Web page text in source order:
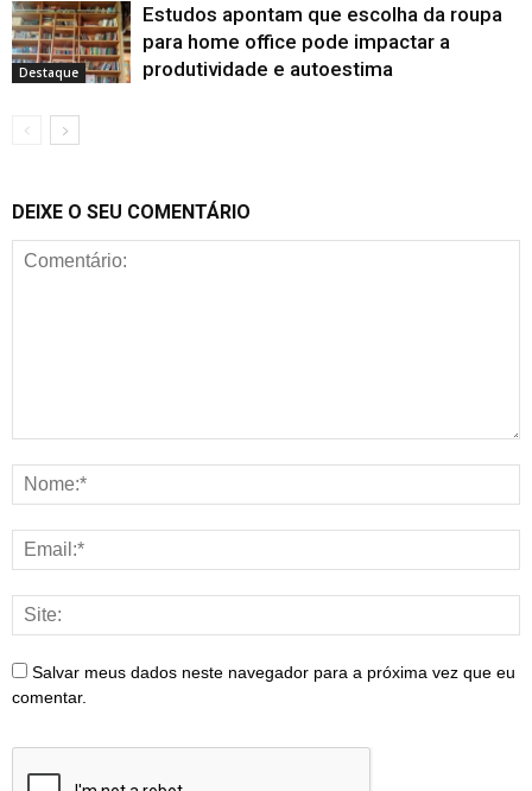
Destaque
Estudos apontam que escolha da roupa
para home office pode impactar a
produtividade e autoestima
DEIXE O SEU COMENTÁRIO
Salvar meus dados neste navegador para a próxima vez que eu
comentar.